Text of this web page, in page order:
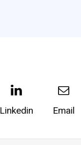
Linkedin Email